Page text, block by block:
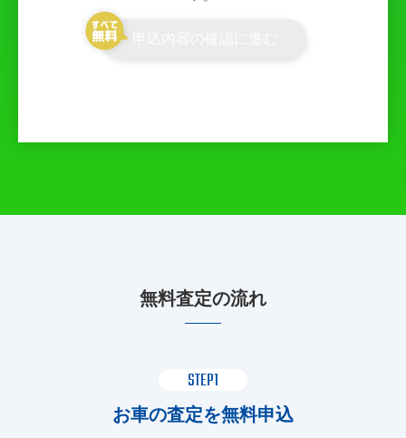
無料査定の流れ
STEP1
お車の査定を無料申込